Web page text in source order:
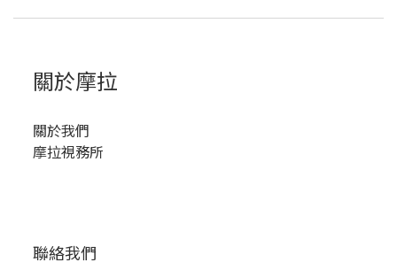
關於摩拉
關於我們
摩拉視務所
聯絡我們